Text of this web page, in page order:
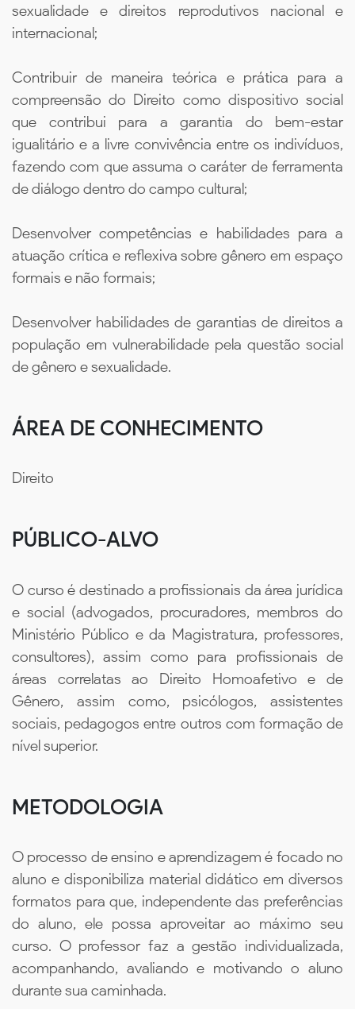
sexualidade e direitos reprodutivos nacional e
internacional;
Contribuir de maneira teórica e prática para a
compreensão do Direito como dispositivo social
que contribui para a garantia do bem-estar
igualitário e a livre convivência entre os indivíduos,
fazendo com que assuma o caráter de ferramenta
de diálogo dentro do campo cultural;
Desenvolver competências e habilidades para a
atuação crítica e reflexiva sobre gênero em espaço
formais e não formais;
Desenvolver habilidades de garantias de direitos a
população em vulnerabilidade pela questão social
de gênero e sexualidade.
ÁREA DE CONHECIMENTO
Direito
PÚBLICO-ALVO
O curso é destinado a profissionais da área jurídica
e social (advogados, procuradores, membros do
Ministério Público e da Magistratura, professores,
consultores), assim como para profissionais de
áreas correlatas ao Direito Homoafetivo e de
Gênero, assim como, psicólogos, assistentes
sociais, pedagogos entre outros com formação de
nível superior.
METODOLOGIA
O processo de ensino e aprendizagem é focado no
aluno e disponibiliza material didático em diversos
formatos para que, independente das preferências
do aluno, ele possa aproveitar ao máximo seu
curso. O professor faz a gestão individualizada,
acompanhando, avaliando e motivando o aluno
durante sua caminhada.